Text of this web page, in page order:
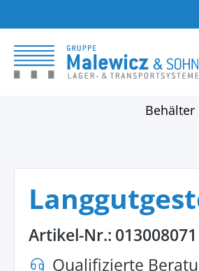
Behälter
Artikel-Nr.: 013008071
Qualifizierte